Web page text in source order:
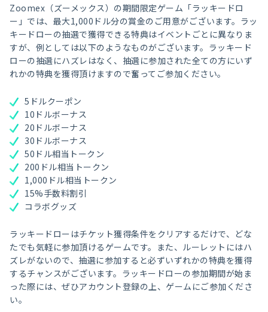
Zoomex（ズーメックス）の期間限定ゲーム「ラッキードロ
ー」では、最大1,000ドル分の賞金のご用意がございます。ラッ
キードローの抽選で獲得できる特典はイベントごとに異なりま
すが、例としては以下のようなものがございます。ラッキード
ローの抽選にハズレはなく、抽選に参加された全ての方にいず
れかの特典を獲得頂けますので奮ってご参加ください。
5ドルクーポン
10ドルボーナス
20ドルボーナス
30ドルボーナス
50ドル相当トークン
200ドル相当トークン
1,000ドル相当トークン
15%手数料割引
コラボグッズ
ラッキードローはチケット獲得条件をクリアするだけで、どな
たでも気軽に参加頂けるゲームです。また、ルーレットにはハ
ズレがないので、抽選に参加すると必ずいずれかの特典を獲得
するチャンスがございます。ラッキードローの参加期間が始ま
った際には、ぜひアカウント登録の上、ゲームにご参加くださ
い。